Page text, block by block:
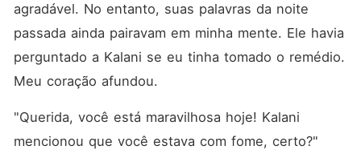
agradável. No entanto, suas palavras da noite
passada ainda pairavam em minha mente. Ele havia
perguntado a Kalani se eu tinha tomado o remédio.
Meu coração afundou.
"Querida, você está maravilhosa hoje! Kalani
mencionou que você estava com fome, certo?"